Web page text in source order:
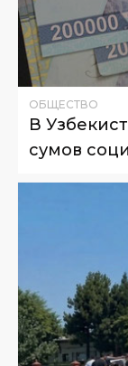
ОБЩЕСТВО
В
сумов